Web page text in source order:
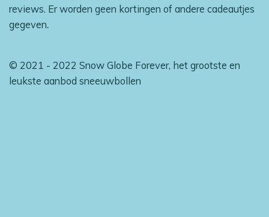
reviews. Er worden geen kortingen of andere cadeautjes
gegeven.
© 2021 - 2022 Snow Globe Forever, het grootste en
leukste aanbod sneeuwbollen